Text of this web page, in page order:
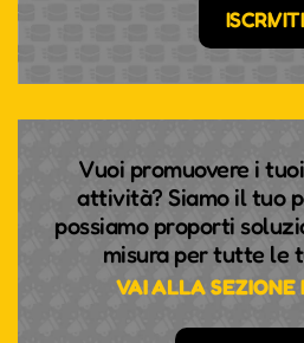
ISCRIVITI
Vuoi promuovere i
attività? Siamo il tuo
possiamo proporti
misura per tutte le
VAI ALLA SEZIONE